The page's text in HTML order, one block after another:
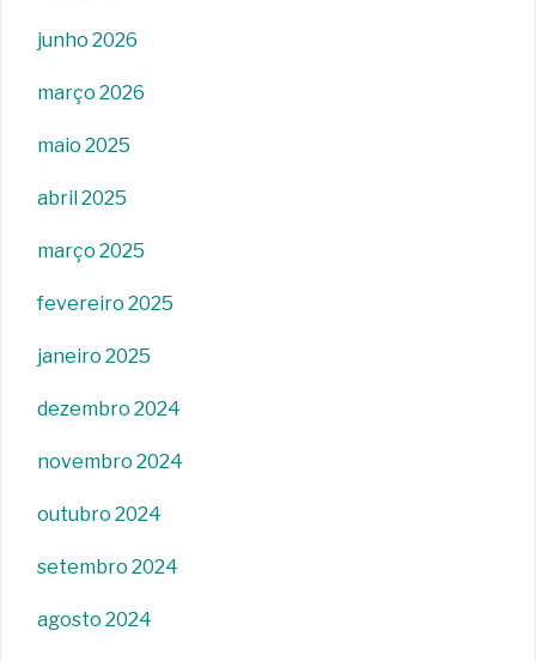
junho 2026
março 2026
maio 2025
abril 2025
março 2025
fevereiro 2025
janeiro 2025
dezembro 2024
novembro 2024
outubro 2024
setembro 2024
agosto 2024